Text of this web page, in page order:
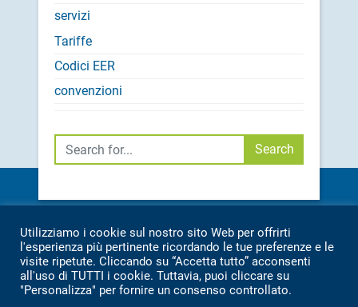
servizi
Tariffe
Codici EER
convenzioni
Cerca Search
CONTATTI:
SEDE: TEL.071 7976209
IMPIANTO: TEL.071 7976369
INFO@ASAMBIENTE.IT
Utilizziamo i cookie sul nostro sito Web per offrirti
l'esperienza più pertinente ricordando le tue preferenze e le
visite ripetute. Cliccando su “Accetta tutto” acconsenti
all'uso di TUTTI i cookie. Tuttavia, puoi cliccare su
"Personalizza" per fornire un consenso controllato.